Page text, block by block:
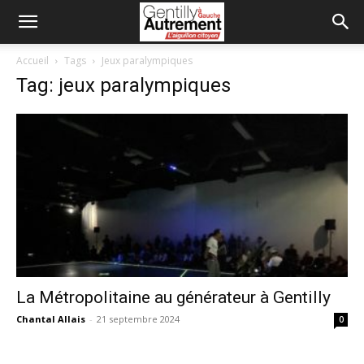
Accueil Tags Jeux paralympiques
Tag: jeux paralympiques
La Métropolitaine au générateur à Gentilly
Chantal Allais - 21 septembre 2024 0